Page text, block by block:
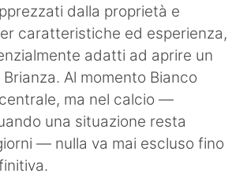
dalla proprietà e
caratteristiche ed esperienza,
adatti ad aprire un
Al momento Bianco
ma nel calcio —
una situazione resta
— nulla va mai escluso fino